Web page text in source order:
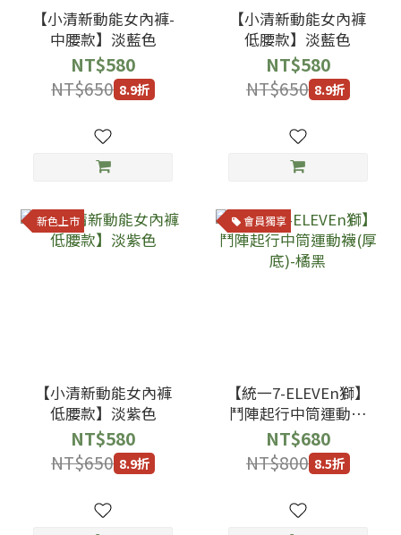
【小清新動能女內褲-
中腰款】淡藍色
NT$580
NT$650 8.9折
【小清新動能女內褲
低腰款】淡藍色
NT$580
NT$650 8.9折
新色上市
【小清新動能女內褲
低腰款】淡紫色
NT$580
NT$650 8.9折
會員獨享
【統一7-ELEVEn獅】
鬥陣起行中筒運動襪
(厚底)-橘黑
NT$680
NT$800 8.5折